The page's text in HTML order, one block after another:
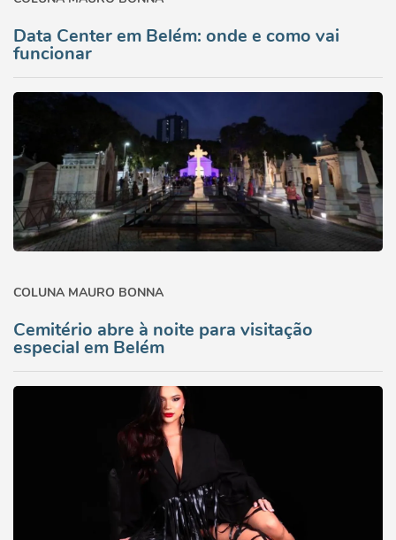
Data Center em Belém: onde e como vai
funcionar
COLUNA MAURO BONNA
Cemitério abre à noite para visitação
especial em Belém